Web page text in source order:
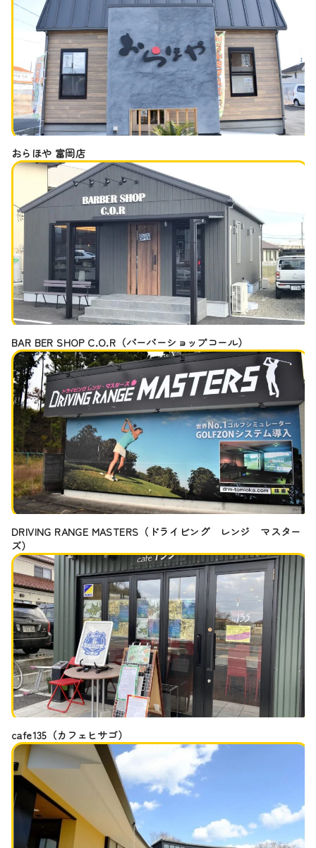
おらほや 富岡店
BAR BER SHOP C.O.R（バーバーショップコール）
DRIVING RANGE MASTERS（ドライビング レンジ マスター
ズ）
cafe135（カフェヒサゴ）